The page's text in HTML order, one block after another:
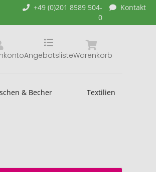
+49 (0)201 8589 504-
0
Kontakt
Warenkorb
Angebotsliste
& Becher Textilien